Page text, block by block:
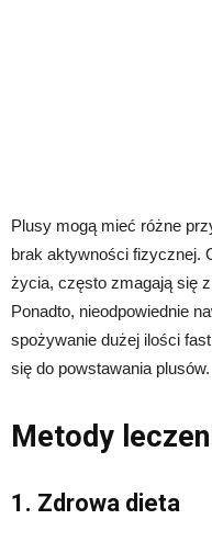
Plusy mogą mieć różne
brak aktywności fizycznej.
życia, często zmagają się
Ponadto, nieodpowiednie
spożywanie dużej ilości
się do powstawania plusów.
Metody
1. Zdrowa dieta